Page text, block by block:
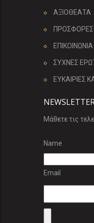
ΑΞΙΟΘΕΑΤΑ
ΠΡΟΣΦΟΡΕΣ
ΕΠΙΚΟΙΝΩΝΙΑ
ΣΥΧΝΕΣ
ΕΥΚΑΙΡΙΕΣ
Μάθετε τις
Name
Email